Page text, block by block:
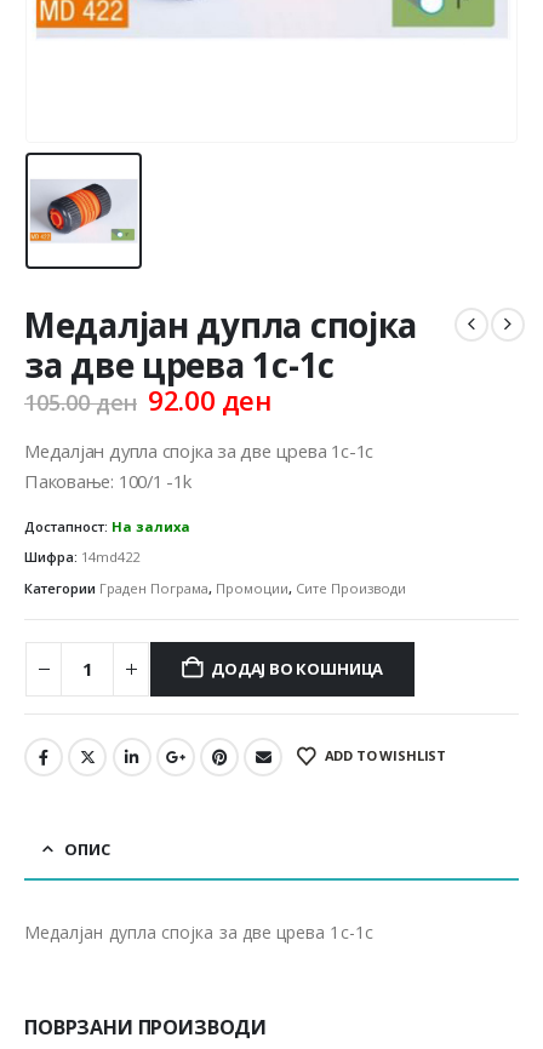
Медалјан дупла спојка
за две црева 1c-1c
105.00ден Original
was:
105.00 ден.
92.00 денCurrent
is:
Медалјан дупла спојка за две црева 1c-1c
Паковање: 100/1 -1k
Достапност: На залиха
Шифра: 14md422
Категории Граден Пограма, Промоции, Сите Производи
ДОДАЈ ВО КОШНИЦА
ADD TO WISHLIST
ОПИС
Медалјан дупла спојка за две црева 1c-1c
ПОВРЗАНИ ПРОИЗВОДИ